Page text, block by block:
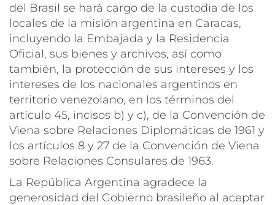
del Brasil se hará cargo de la custodia de los
locales de la misión argentina en Caracas,
incluyendo la Embajada y la Residencia
Oficial, sus bienes y archivos, así como
también, la protección de sus intereses y los
intereses de los nacionales argentinos en
territorio venezolano, en los términos del
artículo 45, incisos b) y c), de la Convención de
Viena sobre Relaciones Diplomáticas de 1961 y
los artículos 8 y 27 de la Convención de Viena
sobre Relaciones Consulares de 1963.
La República Argentina agradece la
generosidad del Gobierno brasileño al aceptar